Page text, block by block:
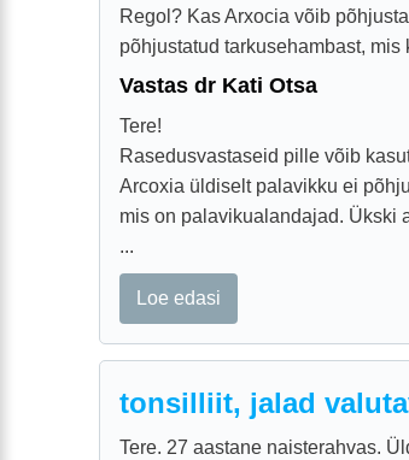
Regol? Kas Arxocia võib
põhjustatud tarkusehambast, mis
Vastas dr Kati Otsa
Tere!
Rasedusvastaseid pille võib
Arcoxia üldiselt palavikku ei
mis on palavikualandajad. Ükski
...
Loe edasi
tonsilliit, jalad
Tere. 27 aastane naisterahvas.